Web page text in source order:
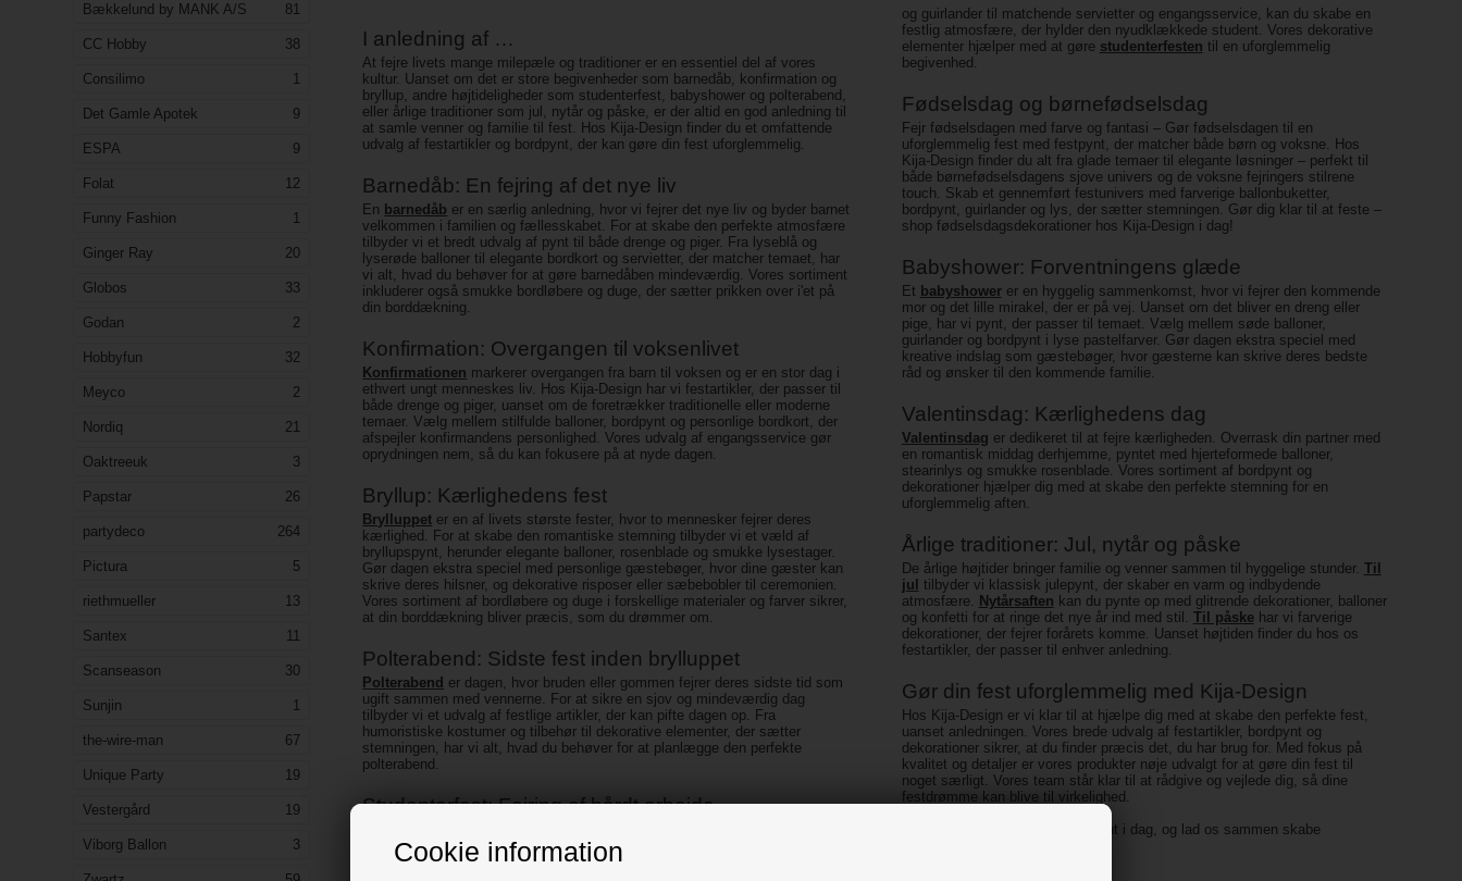
Cookie information
Bækkelund by MANK A/S
81
CC Hobby 38
Consilimo 1
Det Gamle Apotek 9
ESPA 9
Folat 12
Funny Fashion 1
Ginger Ray 20
Globos 33
Godan 2
Hobbyfun 32
Meyco 2
Nordiq 21
Oaktreeuk 3
Papstar 26
partydeco 264
Pictura 5
riethmueller 13
Santex 11
Scanseason 30
Sunjin 1
the-wire-man 67
Unique Party 19
Vestergård 19
Viborg Ballon 3
I anledning af …
At fejre livets mange milepæle og traditioner er en essentiel del af vores
kultur. Uanset om det er store begivenheder som barnedåb, konfirmation og
bryllup, andre højtideligheder som studenterfest, babyshower og polterabend,
eller årlige traditioner som jul, nytår og påske, er der altid en god anledning til
at samle venner og familie til fest. Hos Kija-Design finder du et omfattende
udvalg af festartikler og bordpynt, der kan gøre din fest uforglemmelig.
Barnedåb: En fejring af det nye liv
En barnedåb er en særlig anledning, hvor vi fejrer det nye liv og byder barnet
velkommen i familien og fællesskabet. For at skabe den perfekte atmosfære
tilbyder vi et bredt udvalg af pynt til både drenge og piger. Fra lyseblå og
lyserøde balloner til elegante bordkort og servietter, der matcher temaet, har
vi alt, hvad du behøver for at gøre barnedåben mindeværdig. Vores sortiment
inkluderer også smukke bordløbere og duge, der sætter prikken over i'et på
din borddækning.
Konfirmation: Overgangen til voksenlivet
Konfirmationen markerer overgangen fra barn til voksen og er en stor dag i
ethvert ungt menneskes liv. Hos Kija-Design har vi festartikler, der passer til
både drenge og piger, uanset om de foretrækker traditionelle eller moderne
temaer. Vælg mellem stilfulde balloner, bordpynt og personlige bordkort, der
afspejler konfirmandens personlighed. Vores udvalg af engangsservice gør
oprydningen nem, så du kan fokusere på at nyde dagen.
Bryllup: Kærlighedens fest
Brylluppet er en af livets største fester, hvor to mennesker fejrer deres
kærlighed. For at skabe den romantiske stemning tilbyder vi et væld af
bryllupspynt, herunder elegante balloner, rosenblade og smukke lysestager.
Gør dagen ekstra speciel med personlige gæstebøger, hvor dine gæster kan
skrive deres hilsner, og dekorative risposer eller sæbebobler til ceremonien.
Vores sortiment af bordløbere og duge i forskellige materialer og farver sikrer,
at din borddækning bliver præcis, som du drømmer om.
Polterabend: Sidste fest inden brylluppet
Polterabend er dagen, hvor bruden eller gommen fejrer deres sidste tid som
ugift sammen med vennerne. For at sikre en sjov og mindeværdig dag
tilbyder vi et udvalg af festlige artikler, der kan pifte dagen op. Fra
humoristiske kostumer og tilbehør til dekorative elementer, der sætter
stemningen, har vi alt, hvad du behøver for at planlægge den perfekte
polterabend.
Studenterfest: Fejring af hårdt arbejde
festartikler i de klassiske studenterfarver: blå, rød, lilla og sort. Fra balloner
og guirlander til matchende servietter og engangsservice, kan du skabe en
festlig atmosfære, der hylder den nyudklækkede student. Vores dekorative
elementer hjælper med at gøre studenterfesten til en uforglemmelig
begivenhed.
Fødselsdag og børnefødselsdag
Fejr fødselsdagen med farve og fantasi – Gør fødselsdagen til en
uforglemmelig fest med festpynt, der matcher både børn og voksne. Hos
Kija-Design finder du alt fra glade temaer til elegante løsninger – perfekt til
både børnefødselsdagens sjove univers og de voksne fejringers stilrene
touch. Skab et gennemført festunivers med farverige ballonbuketter,
bordpynt, guirlander og lys, der sætter stemningen. Gør dig klar til at feste –
shop fødselsdagsdekorationer hos Kija-Design i dag!
Babyshower: Forventningens glæde
Et babyshowerer en hyggelig sammenkomst, hvor vi fejrer den kommende
mor og det lille mirakel, der er på vej. Uanset om det bliver en dreng eller
pige, har vi pynt, der passer til temaet. Vælg mellem søde balloner,
guirlander og bordpynt i lyse pastelfarver. Gør dagen ekstra speciel med
kreative indslag som gæstebøger, hvor gæsterne kan skrive deres bedste
råd og ønsker til den kommende familie.
Valentinsdag: Kærlighedens dag
Valentinsdag er dedikeret til at fejre kærligheden. Overrask din partner med
en romantisk middag derhjemme, pyntet med hjerteformede balloner,
stearinlys og smukke rosenblade. Vores sortiment af bordpynt og
dekorationer hjælper dig med at skabe den perfekte stemning for en
uforglemmelig aften.
Årlige traditioner: Jul, nytår og påske
De årlige højtider bringer familie og venner sammen til hyggelige stunder. Til
jul tilbyder vi klassisk julepynt, der skaber en varm og indbydende
atmosfære. Nytårsaften kan du pynte op med glitrende dekorationer, balloner
og konfetti for at ringe det nye år ind med stil. Til påskehar vi farverige
dekorationer, der fejrer forårets komme. Uanset højtiden finder du hos os
festartikler, der passer til enhver anledning.
Gør din fest uforglemmelig med Kija-Design
Hos Kija-Design er vi klar til at hjælpe dig med at skabe den perfekte fest,
uanset anledningen. Vores brede udvalg af festartikler, bordpynt og
dekorationer sikrer, at du finder præcis det, du har brug for. Med fokus på
kvalitet og detaljer er vores produkter nøje udvalgt for at gøre din fest til
noget særligt. Vores team står klar til at rådgive og vejlede dig, så dine
festdrømme kan blive til virkelighed.
Gå på opdagelse i vores sortiment i dag, og lad os sammen skabe